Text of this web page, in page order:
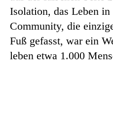
Isolation, das Leben in
Community, die
Fuß gefasst, war ein
leben etwa 1.000